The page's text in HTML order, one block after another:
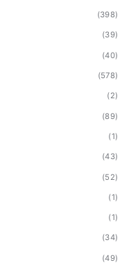
(398)
(39)
(40)
(578)
(2)
(89)
(1)
(43)
(52)
(1)
(1)
(34)
(49)